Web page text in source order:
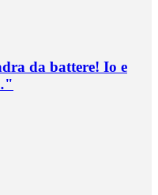
da battere! Io e